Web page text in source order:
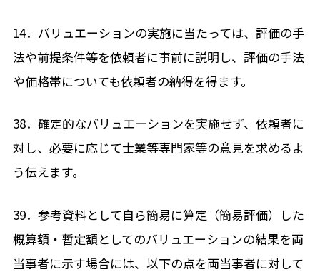
14．バリュエーションの実施に当たっては、評価の手
法や前提条件等を依頼者に事前に説明し、評価の手法
や価格帯についても依頼者の納得を得ます。
38．確定的なバリュエーションを実施せず、依頼者に
対し、必要に応じて士業等専門家等の意見を求めるよ
う伝えます。
39．参考資料として自ら簡易に算定（簡易評価）した
概算額・暫定額としてのバリュエーションの結果を両
当事者に示す場合には、以下の点を両当事者に対して